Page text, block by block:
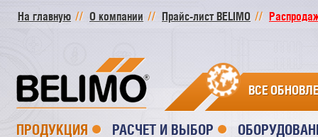
На главную О компании Прайс-лист BELIMO
ВСЕ
ПРОДУКЦИЯ РАСЧЕТ И ВЫБОР